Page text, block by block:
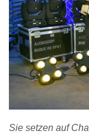
Sie setzen auf